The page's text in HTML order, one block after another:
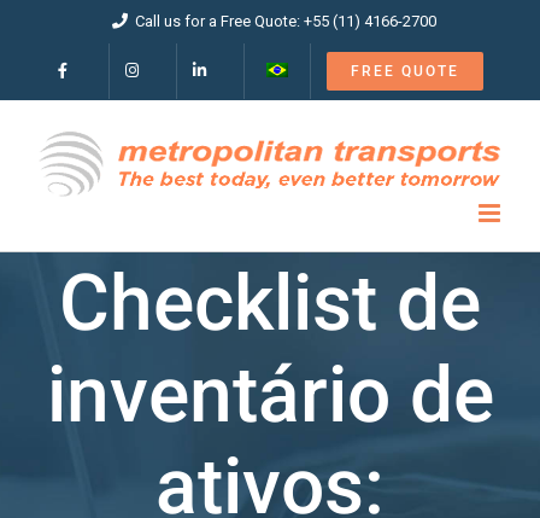
content
Call us for a Free Quote: +55 (11) 4166-2700
FREE QUOTE
Checklist de
inventário de
ativos: